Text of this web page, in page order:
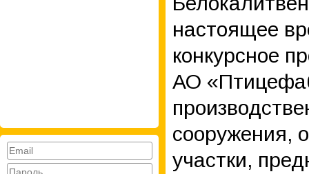
настоящее
конкурсное
АО
сооружения,
участки,